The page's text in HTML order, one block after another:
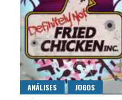
ANÁLISES JOGOS